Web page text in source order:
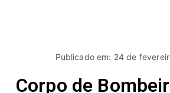
Publicado em: 24 de
Corpo de